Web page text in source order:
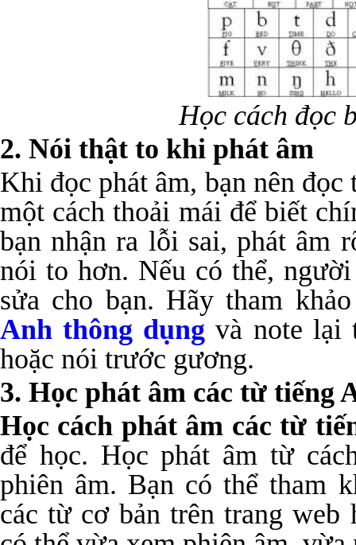
Học cách đọc
2. Nói thật to khi phát âm
Khi đọc phát âm, bạn nên
một cách thoải mái để biết
bạn nhận ra lỗi sai, phát âm
nói to hơn. Nếu có thể,
sửa cho bạn. Hãy tham
Anh thông dụng và note lại
hoặc nói trước gương.
3. Học phát âm các từ tiếng
Học cách phát âm các từ
để học. Học phát âm từ
phiên âm. Bạn có thể tham
các từ cơ bản trên trang